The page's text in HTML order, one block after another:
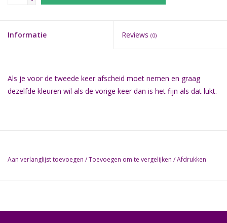
Informatie Reviews (0)
Als je voor de tweede keer afscheid moet nemen en graag
dezelfde kleuren wil als de vorige keer dan is het fijn als dat lukt.
Aan verlanglijst toevoegen /Toevoegen om te vergelijken /Afdrukken